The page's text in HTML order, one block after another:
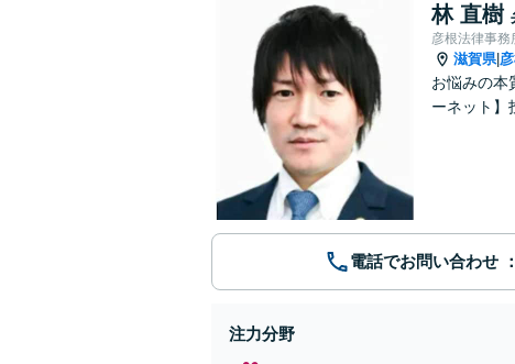
林 直樹
彦根法律事務
滋賀県|
お悩みの本
ーネット】
電話でお問い合わせ
注力分野